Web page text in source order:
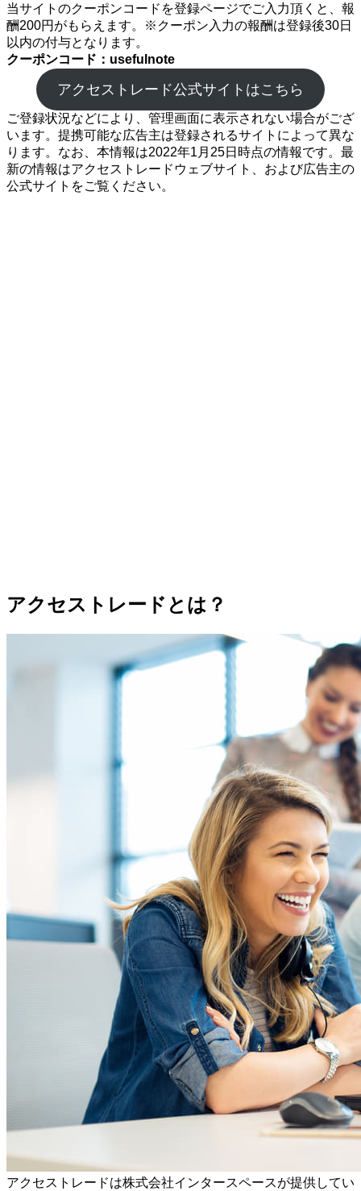
当サイトのクーポンコードを登録ページでご入力頂くと、報
酬200円がもらえます。※クーポン入力の報酬は登録後30日
以内の付与となります。
クーポンコード：usefulnote
アクセストレード公式サイトはこちら
ご登録状況などにより、管理画面に表示されない場合がござ
います。提携可能な広告主は登録されるサイトによって異な
ります。なお、本情報は2022年1月25日時点の情報です。最
新の情報はアクセストレードウェブサイト、および広告主の
公式サイトをご覧ください。
アクセストレードとは？
アクセストレードは株式会社インタースペースが提供してい